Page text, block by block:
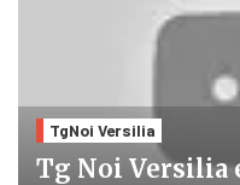
TgNoi Versilia
Tg Noi Versilia